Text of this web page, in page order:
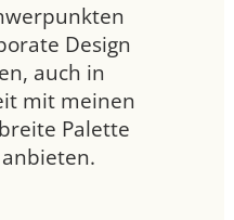
Design
auch in
mit meinen
Palette